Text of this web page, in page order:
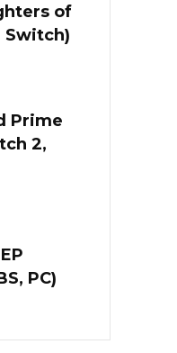
of
Switch)
Prime
2,
PC)